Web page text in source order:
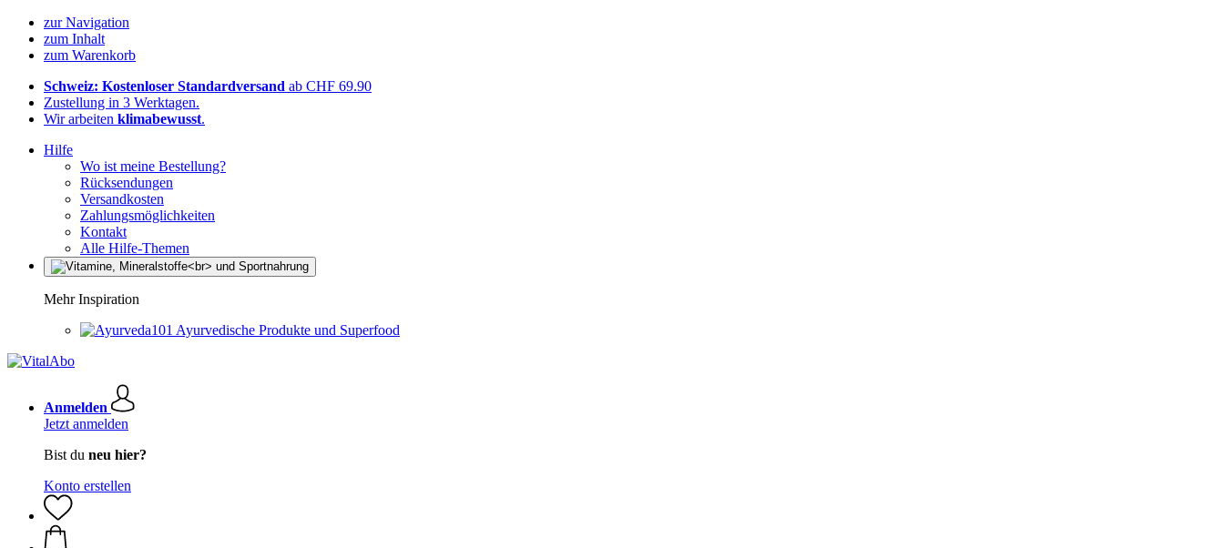
zur Navigation
zum Inhalt
zum Warenkorb
Schweiz: Kostenloser Standardversand ab CHF 69.90
Zustellung in 3 Werktagen.
Wir arbeiten klimabewusst.
Hilfe
Wo ist meine Bestellung?
Rücksendungen
Versandkosten
Zahlungsmöglichkeiten
Kontakt
Alle Hilfe-Themen
Mehr Inspiration
Ayurvedische Produkte und Superfood
Anmelden
Jetzt anmelden
Bist du neu hier?
Konto erstellen